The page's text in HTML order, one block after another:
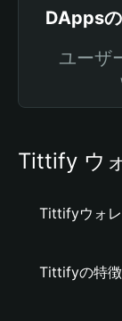
DApps
ユーザ
Tittify ウ
Tittifyウォレ
Tittifyの特徴